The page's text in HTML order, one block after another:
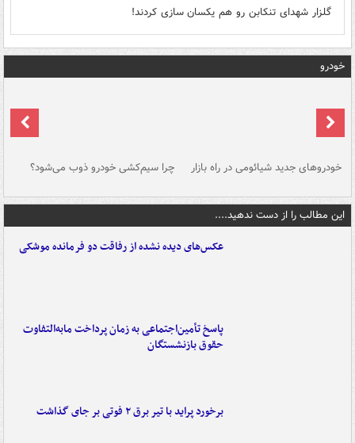
گلزار شهدای تنکابن رو هم یکسان سازی کردند!
خودرو
خودروهای جدید شیائومی در راه بازار چرا سیم‌کشی خودرو ذوب می‌شود؟
این مطالب را از دست ندهید....
عکس‌های دیده نشده از رفاقت دو فرمانده‌ موشکی
پاسخ تأمین‌اجتماعی به زمان پرداخت مابه‌التفاوت
حقوق بازنشستگان
برخورد پراید با تیر برق ۲ فوتی بر جای گذاشت